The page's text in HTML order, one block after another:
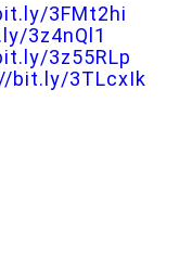
3FMt2hi
3z4nQl1
3z55RLp
bit.ly/3TLcxIk